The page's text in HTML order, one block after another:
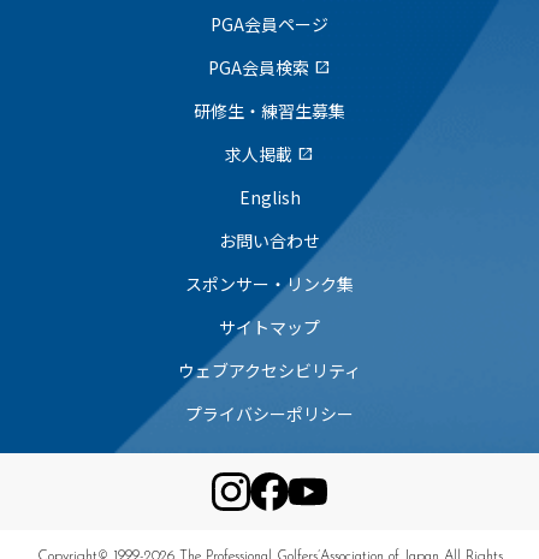
PGA会員ページ
PGA会員検索 open_in_new
研修生・練習生募集
求人掲載 open_in_new
English
お問い合わせ
スポンサー・リンク集
サイトマップ
ウェブアクセシビリティ
プライバシーポリシー